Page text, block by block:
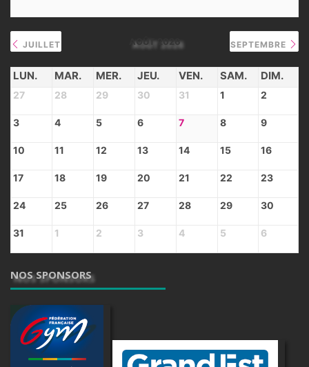
JUILLET AOÛT 2026 SEPTEMBRE
LUN. MAR. MER. JEU. VEN. SAM. DIM.
27 28 29 30 31 1 2
3 4 5 6 7 8 9
10 11 12 13 14 15 16
17 18 19 20 21 22 23
24 25 26 27 28 29 30
31 1 2 3 4 5 6
NOS SPONSORS